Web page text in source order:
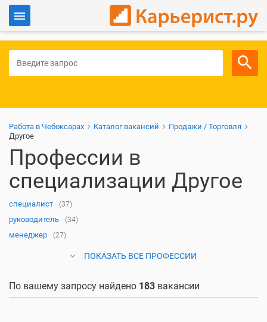
Для работодателей
Работа в Чебоксарах Каталог вакансий
Продажи / Торговля
Другое
Профессии в
специализации Другое
специалист (37)
руководитель (34)
менеджер (27)
ПОКАЗАТЬ ВСЕ ПРОФЕССИИ
По вашему запросу найдено 183 вакансии